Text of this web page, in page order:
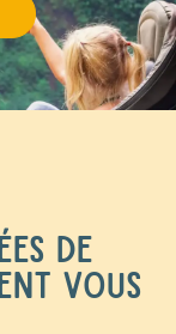
DE
VOUS